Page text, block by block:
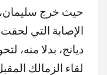
حيث خرج
الإصابة التي
ديانج، بدلا
لقاء الزمالك